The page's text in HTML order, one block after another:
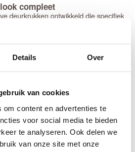
Details Over
van cookies
om content en advertenties te
voor social media te bieden
te analyseren. Ook delen we
van onze site met onze
compleet
deurkrukken ontwikkeld die specifiek
Design-glasdeuren. Tijdens het
de gewenste kruk in zwart,
de deur direct voorziet van de
Dan is het handig om een
wel in de krozingen in het kozijn,
(zonder nieuwe
eenvoudig, past in elke situatie en
aan de nieuw afgelakte deur.
Dan boort Svedex ook direct de